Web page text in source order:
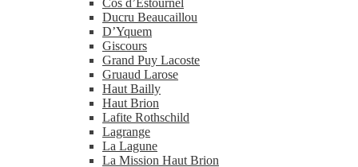
Cos d’Estournel
Ducru Beaucaillou
D’Yquem
Giscours
Grand Puy Lacoste
Gruaud Larose
Haut Bailly
Haut Brion
Lafite Rothschild
Lagrange
La Lagune
La Mission Haut Brion